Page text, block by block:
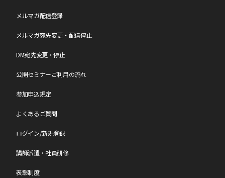
参加日程の変更は、年度内(4月～翌年3月)1回のみの変更となりま
なお、変更のご連絡日によりまして、日程変更手数料を申し受けま
各セミナーページの[キャンセル料・日程変更手数料]一覧表をご確
認ください。
す。
中止となる場合は会期約2週間前にメールにてご連絡いたします。
止に伴う交通費・宿泊費やその他の個人的損害について、
【注意事項】
メルマガ配信登録
メルマガ宛先変更・配信停止
DM宛先変更・停止
公開セミナーご利用の流れ
参加申込規定
よくあるご質問
ログイン/新規登録
講師派遣・社員研修
表彰制度